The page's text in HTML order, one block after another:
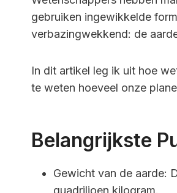
gebruiken ingewikkelde
verbazingwekkend: de
In dit artikel leg ik uit hoe
te weten hoeveel onze
Belangrijkste
Gewicht van de aarde:
quadriljoen kilogram.